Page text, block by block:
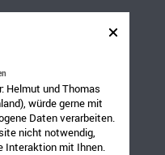
Helmut und Thomas
würde gerne mit
Daten verarbeiten.
nicht notwendig,
Interaktion mit Ihnen.